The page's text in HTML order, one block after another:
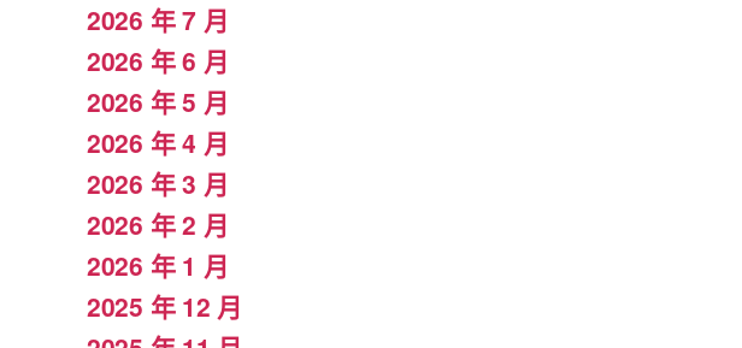
2026 年 7 月
2026 年 6 月
2026 年 5 月
2026 年 4 月
2026 年 3 月
2026 年 2 月
2026 年 1 月
2025 年 12 月